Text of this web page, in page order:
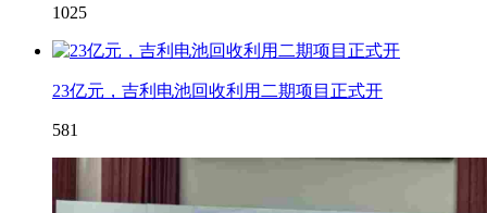
1025
23亿元，吉利电池回收利用二期项目正式开
581